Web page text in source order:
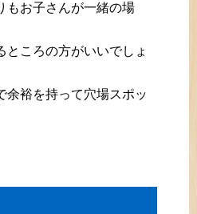
もお子さんが一緒の場
ところの方がいいでしょ
余裕を持って穴場スポッ